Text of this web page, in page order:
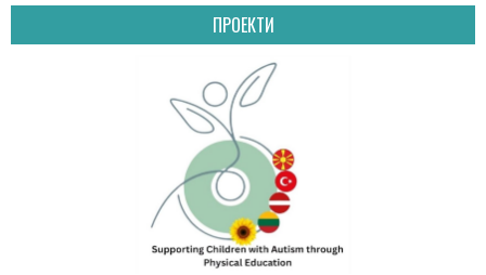
ПРОЕКТИ